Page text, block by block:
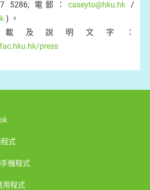
5286; 電郵：caseyto@hku.hk /
) 。
及說明文字：
press
式
機程式
用程式